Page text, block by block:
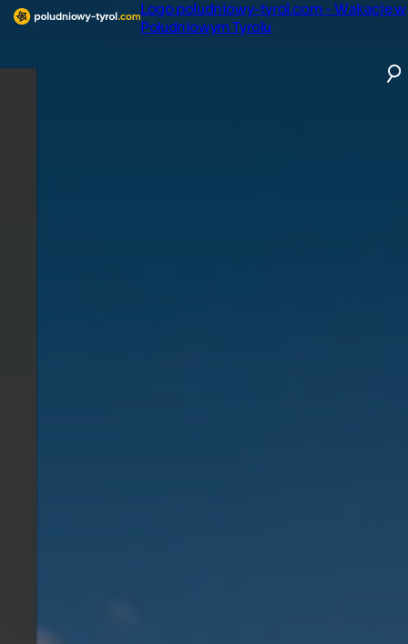
Logo poludniowy-tyrol.com - Wakacje w
Południowym Tyrolu